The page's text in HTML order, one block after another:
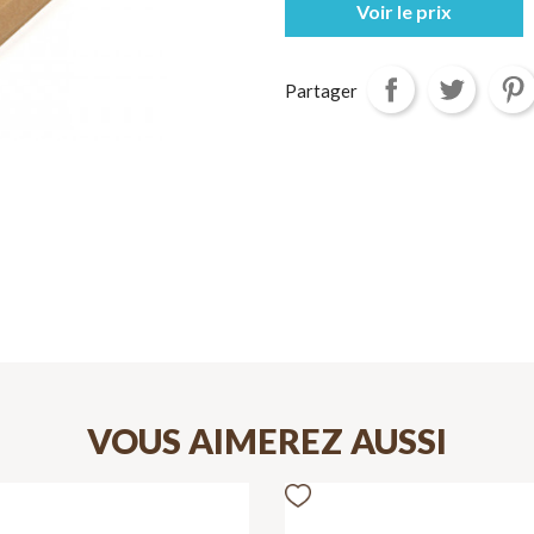
Voir le prix
Partager
VOUS AIMEREZ AUSSI